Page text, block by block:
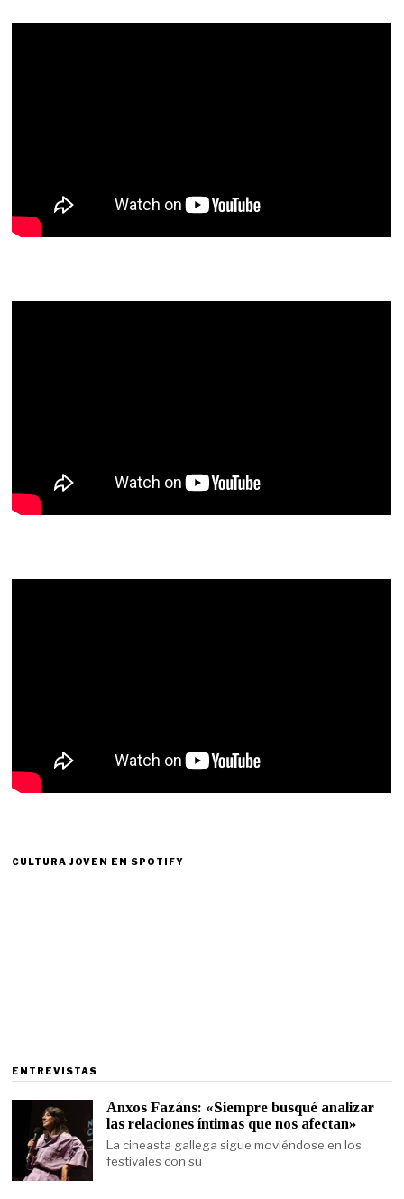
CULTURA JOVEN EN SPOTIFY
ENTREVISTAS
Anxos Fazáns: «Siempre busqué analizar
las relaciones íntimas que nos afectan»
La cineasta gallega sigue moviéndose en los
festivales con su